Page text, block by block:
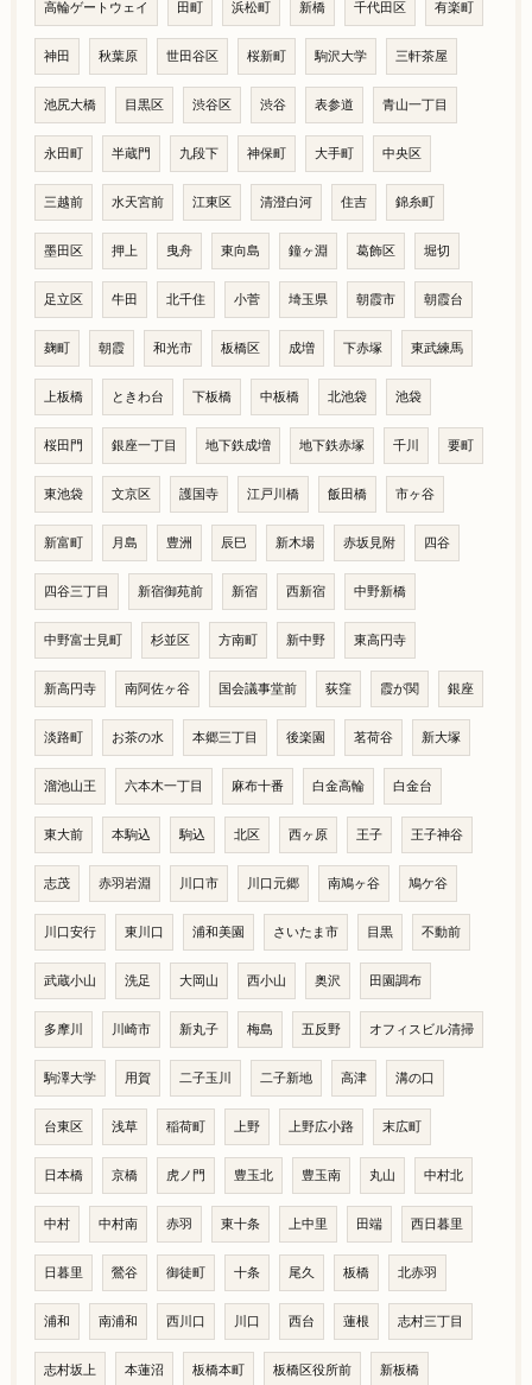
高輪ゲートウェイ 田町 浜松町 新橋 千代田区 有楽町
神田 秋葉原 世田谷区 桜新町 駒沢大学 三軒茶屋
池尻大橋 目黒区 渋谷区 渋谷 表参道 青山一丁目
永田町 半蔵門 九段下 神保町 大手町 中央区
三越前 水天宮前 江東区 清澄白河 住吉 錦糸町
墨田区 押上 曳舟 東向島 鐘ヶ淵 葛飾区 堀切
足立区 牛田 北千住 小菅 埼玉県 朝霞市 朝霞台
麹町 朝霞 和光市 板橋区 成増 下赤塚 東武練馬
上板橋 ときわ台 下板橋 中板橋 北池袋 池袋
桜田門 銀座一丁目 地下鉄成増 地下鉄赤塚 千川 要町
東池袋 文京区 護国寺 江戸川橋 飯田橋 市ヶ谷
新富町 月島 豊洲 辰巳 新木場 赤坂見附 四谷
四谷三丁目 新宿御苑前 新宿 西新宿 中野新橋
中野富士見町 杉並区 方南町 新中野 東高円寺
新高円寺 南阿佐ヶ谷 国会議事堂前 荻窪 霞が関 銀座
淡路町 お茶の水 本郷三丁目 後楽園 茗荷谷 新大塚
溜池山王 六本木一丁目 麻布十番 白金高輪 白金台
東大前 本駒込 駒込 北区 西ヶ原 王子 王子神谷
志茂 赤羽岩淵 川口市 川口元郷 南鳩ヶ谷 鳩ケ谷
川口安行 東川口 浦和美園 さいたま市 目黒 不動前
武蔵小山 洗足 大岡山 西小山 奥沢 田園調布
多摩川 川崎市 新丸子 梅島 五反野 オフィスビル清掃
駒澤大学 用賀 二子玉川 二子新地 高津 溝の口
台東区 浅草 稲荷町 上野 上野広小路 末広町
日本橋 京橋 虎ノ門 豊玉北 豊玉南 丸山 中村北
中村 中村南 赤羽 東十条 上中里 田端 西日暮里
日暮里 鶯谷 御徒町 十条 尾久 板橋 北赤羽
浦和 南浦和 西川口 川口 西台 蓮根 志村三丁目
志村坂上 本蓮沼 板橋本町 板橋区役所前 新板橋